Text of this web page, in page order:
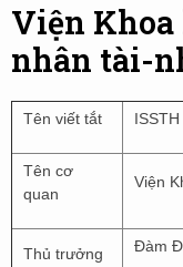
Viện
nhân tài-
Tên viết tắt ISSTH
Tên cơ
quan
Viện
Thủ trưởng
Đàm